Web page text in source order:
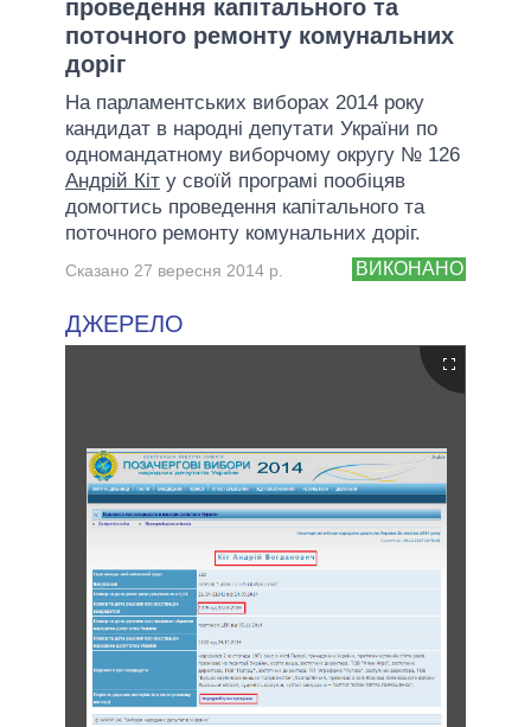
проведення капітального та
поточного ремонту комунальних
доріг
На парламентських виборах 2014 року
кандидат в народні депутати України по
одномандатному виборчому округу № 126
Андрій Кіт у своїй програмі пообіцяв
домогтись проведення капітального та
поточного ремонту комунальних доріг.
ВИКОНАНО
Сказано 27 вересня 2014 р.
ДЖЕРЕЛО